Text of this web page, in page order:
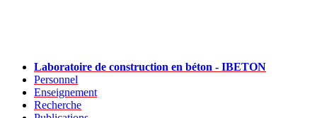
Laboratoire de construction en béton - IBETON
Personnel
Enseignement
Recherche